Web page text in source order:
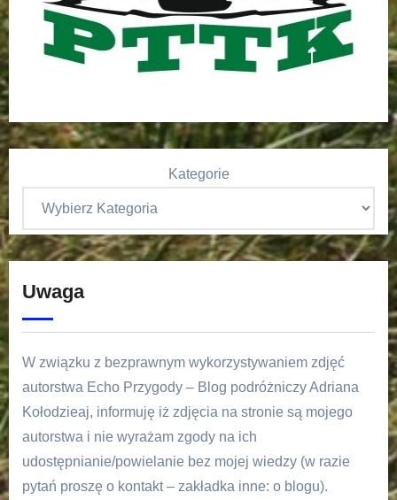
Kategorie
Uwaga
W związku z bezprawnym wykorzystywaniem zdjęć
autorstwa Echo Przygody – Blog podróżniczy Adriana
Kołodzieaj, informuję iż zdjęcia na stronie są mojego
autorstwa i nie wyrażam zgody na ich
udostępnianie/powielanie bez mojej wiedzy (w razie
pytań proszę o kontakt – zakładka inne: o blogu).